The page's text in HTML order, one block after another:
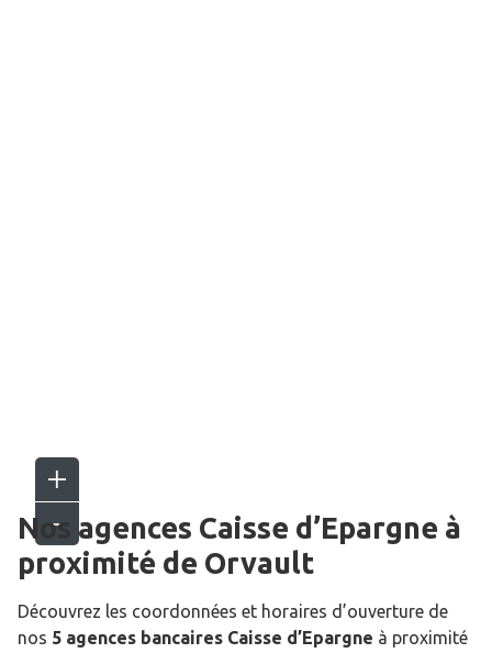
Nos agences Caisse d’Epargne à
proximité de Orvault
Découvrez les coordonnées et horaires d’ouverture de
nos 5 agences bancaires Caisse d’Epargne à proximité